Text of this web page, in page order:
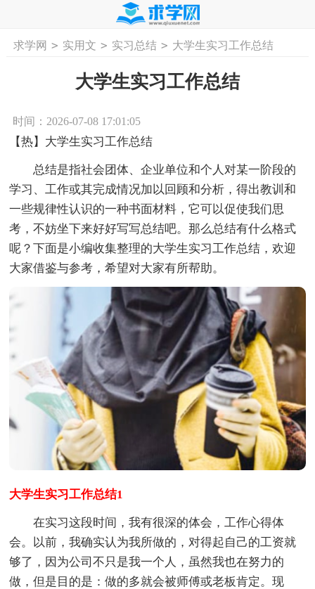
首页 工作计划 活动计划 学习计划
求学网 > 实用文 > 实习总结 > 大学生实习工作总结
大学生实习工作总结
时间：2026-07-08 17:01:05
【热】大学生实习工作总结
总结是指社会团体、企业单位和个人对某一阶段的
学习、工作或其完成情况加以回顾和分析，得出教训和
一些规律性认识的一种书面材料，它可以促使我们思
考，不妨坐下来好好写写总结吧。那么总结有什么格式
呢？下面是小编收集整理的大学生实习工作总结，欢迎
大家借鉴与参考，希望对大家有所帮助。
大学生实习工作总结1
在实习这段时间，我有很深的体会，工作心得体
会。以前，我确实认为我所做的，对得起自己的工资就
够了，因为公司不只是我一个人，虽然我也在努力的
做，但是目的是：做的多就会被师傅或老板肯定。现